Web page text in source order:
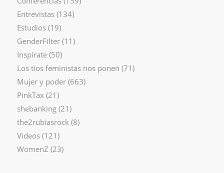
Entrevistas(134)
Estudios(19)
GenderFilter(11)
Inspírate(50)
Los tíos feministas nos ponen (71)
Mujer y poder(663)
PinkTax (21)
shebanking(21)
the2rubiasrock (8)
Videos(121)
WomenZ (23)